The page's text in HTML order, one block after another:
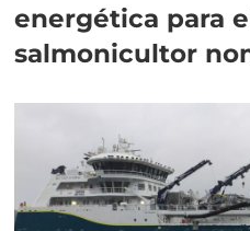
energética para
salmonicultor